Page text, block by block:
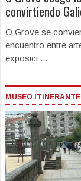
convirtiendo
O Grove se
encuentro entre
exposici ...
MUSEO